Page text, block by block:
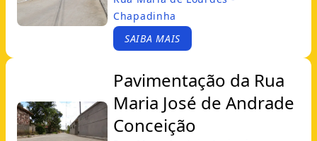
Chapadinha
SAIBA MAIS
Pavimentação da Rua
Maria José de Andrade
Conceição